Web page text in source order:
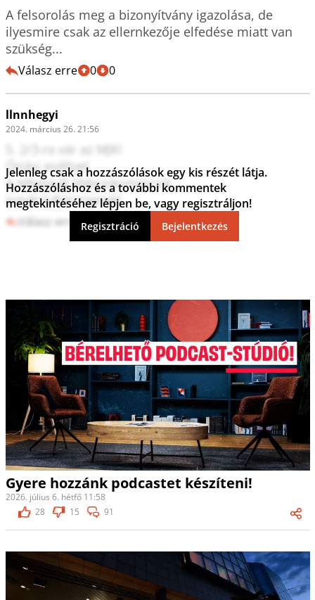
A felsorolás meg a bizonyítvány igazolása, de
ilyesmire csak az ellernkezője elfedése miatt van
szükség...
Válasz erre 0 0
llnnhegyi
2024. március 26. 21:56
5. 2/3-ra vár az MJK!
Óriási eséllyel.
A tébolyult libbcsikommcsik
ismét luftot rúgnak!
Válasz erre 0 0
Jelenleg csak a hozzászólások egy kis részét látja.
Hozzászóláshoz és a további kommentek
megtekintéséhez lépjen be, vagy regisztráljon!
Regisztráció Bejelentkezés
Gyere hozzánk podcastet készíteni!
2026. július 6. hétfő 11:58
28
15 91